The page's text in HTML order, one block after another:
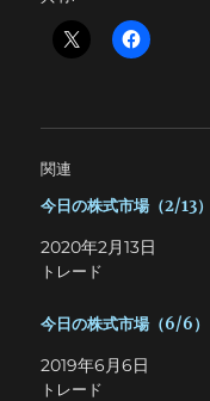
関連
今日の株式市場（2/13）
2020年2月13日
トレード
今日の株式市場（6/6）
2019年6月6日
トレード